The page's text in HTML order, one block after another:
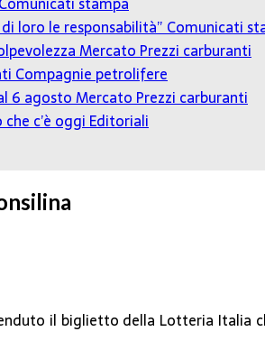
loro le responsabilità” Comunicati
Mercato Prezzi carburanti
Compagnie petrolifere
6 agostoMercato Prezzi carburanti
c’è oggi Editoriali
il biglietto della Lotteria Italia